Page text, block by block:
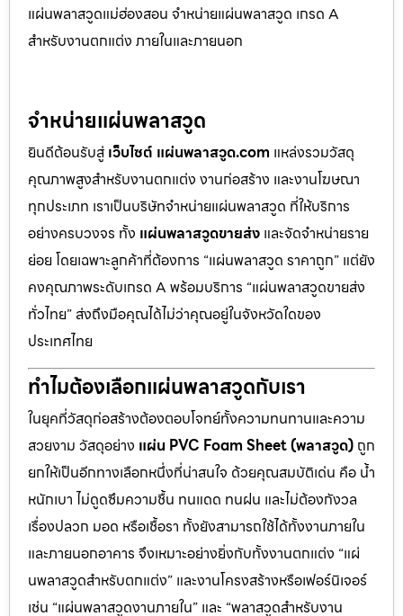
แผ่นพลาสวูดแม่ฮ่องสอน จำหน่ายแผ่นพลาสวูด เกรด A
สำหรับงานตกแต่ง ภายในและภายนอก
จำหน่ายแผ่นพลาสวูด
ยินดีต้อนรับสู่ เว็บไซต์ แผ่นพลาสวูด.com แหล่งรวมวัสดุ
คุณภาพสูงสำหรับงานตกแต่ง งานก่อสร้าง และงานโฆษณา
ทุกประเภท เราเป็นบริษัทจำหน่ายแผ่นพลาสวูด ที่ให้บริการ
อย่างครบวงจร ทั้ง แผ่นพลาสวูดขายส่ง และจัดจำหน่ายราย
ย่อย โดยเฉพาะลูกค้าที่ต้องการ “แผ่นพลาสวูด ราคาถูก” แต่ยัง
คงคุณภาพระดับเกรด A พร้อมบริการ “แผ่นพลาสวูดขายส่ง
ทั่วไทย” ส่งถึงมือคุณได้ไม่ว่าคุณอยู่ในจังหวัดใดของ
ประเทศไทย
ทำไมต้องเลือกแผ่นพลาสวูดกับเรา
ในยุคที่วัสดุก่อสร้างต้องตอบโจทย์ทั้งความทนทานและความ
สวยงาม วัสดุอย่าง แผ่น PVC Foam Sheet (พลาสวูด) ถูก
ยกให้เป็นอีกทางเลือกหนึ่งที่น่าสนใจ ด้วยคุณสมบัติเด่น คือ น้ำ
หนักเบา ไม่ดูดซึมความชื้น ทนแดด ทนฝน และไม่ต้องกังวล
เรื่องปลวก มอด หรือเชื้อรา ทั้งยังสามารถใช้ได้ทั้งงานภายใน
และภายนอกอาคาร จึงเหมาะอย่างยิ่งกับทั้งงานตกแต่ง “แผ่
นพลาสวูดสำหรับตกแต่ง” และงานโครงสร้างหรือเฟอร์นิเจอร์
เช่น “แผ่นพลาสวูดงานภายใน” และ “พลาสวูดสำหรับงาน